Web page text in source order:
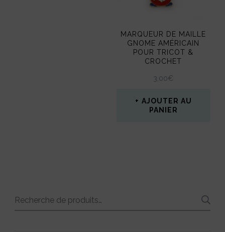
MARQUEUR DE MAILLE
GNOME AMÉRICAIN
POUR TRICOT &
CROCHET
3,00€
AJOUTER AU
PANIER
Recherche